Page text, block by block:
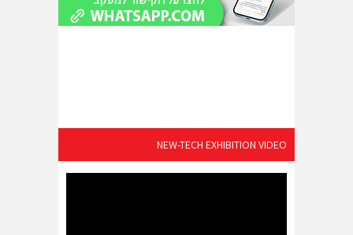
NEW-TECH EXHIBITION VIDEO